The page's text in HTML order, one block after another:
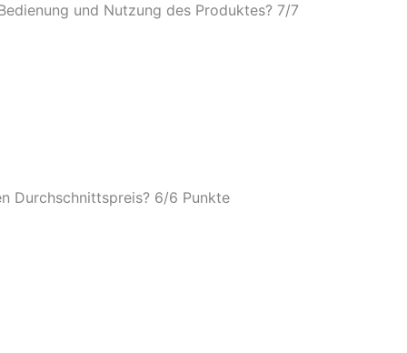
und Nutzung des Produktes? 7/7
Durchschnittspreis? 6/6 Punkte